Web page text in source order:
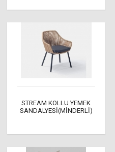
STREAM KOLLU YEMEK
SANDALYESİ(MİNDERLİ)